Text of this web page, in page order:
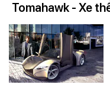
Tomahawk - Xe